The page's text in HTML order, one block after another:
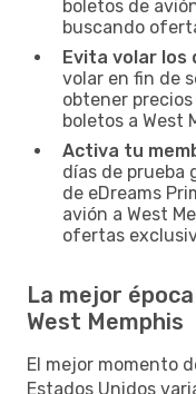
boletos de
buscando
Evita volar los
volar en fin de
obtener
boletos a West
Activa tu
días de prueba
de eDreams
avión a West
ofertas
La mejor
West Memphis
El mejor momento
Estados Unidos